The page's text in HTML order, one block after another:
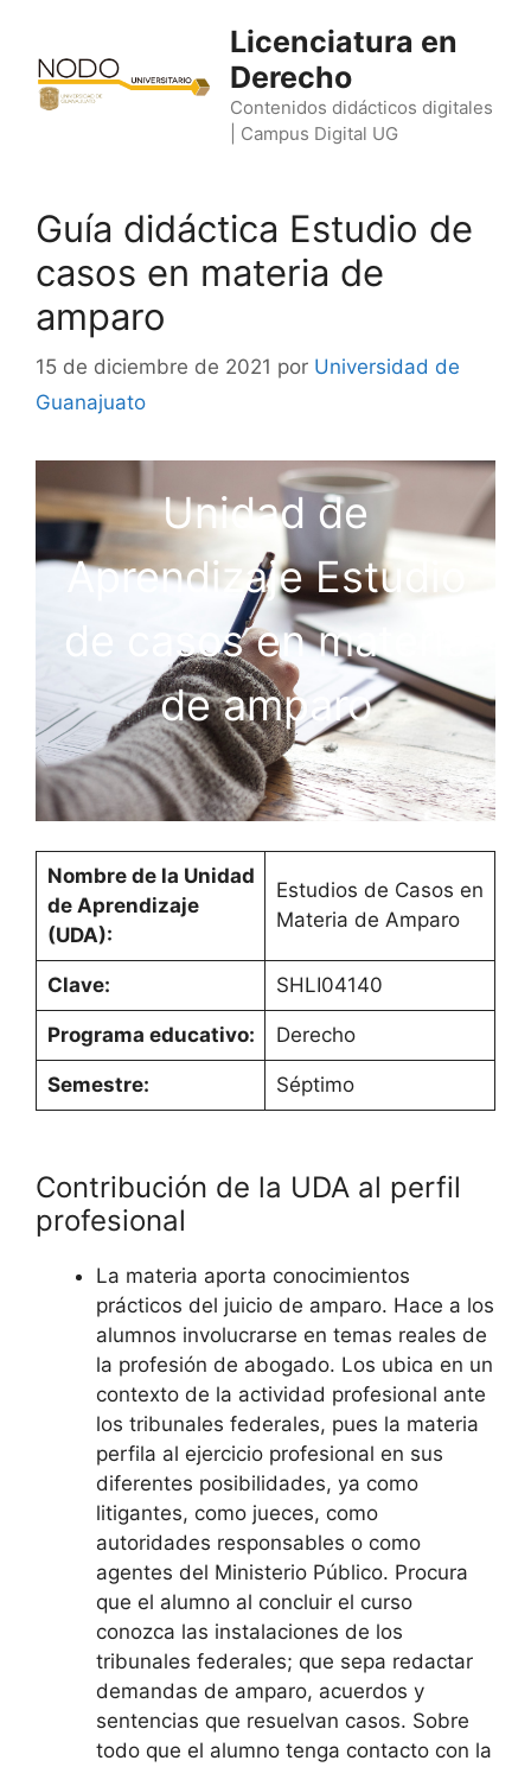
contenido
Licenciatura en
Derecho
Contenidos didácticos digitales
| Campus Digital UG
Guía didáctica Estudio de
casos en materia de
amparo
15 de diciembre de 2021 por Universidad de
Guanajuato
Unidad de
Aprendizaje Estudio
de casos en materia
de amparo
Nombre de la Unidad
de Aprendizaje
(UDA):
Estudios de Casos en
Materia de Amparo
Clave: SHLI04140
Programa educativo: Derecho
Semestre: Séptimo
Contribución de la UDA al perfil
profesional
La materia aporta conocimientos
prácticos del juicio de amparo. Hace a los
alumnos involucrarse en temas reales de
la profesión de abogado. Los ubica en un
contexto de la actividad profesional ante
los tribunales federales, pues la materia
perfila al ejercicio profesional en sus
diferentes posibilidades, ya como
litigantes, como jueces, como
autoridades responsables o como
agentes del Ministerio Público. Procura
que el alumno al concluir el curso
conozca las instalaciones de los
tribunales federales; que sepa redactar
demandas de amparo, acuerdos y
sentencias que resuelvan casos. Sobre
todo que el alumno tenga contacto con la